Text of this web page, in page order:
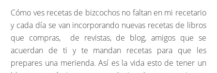
Cómo ves recetas de bizcochos no faltan en mi recetario
y cada día se van incorporando nuevas recetas de libros
que compras, de revistas, de blog, amigos que se
acuerdan de ti y te mandan recetas para que les
prepares una merienda. Así es la vida esto de tener un